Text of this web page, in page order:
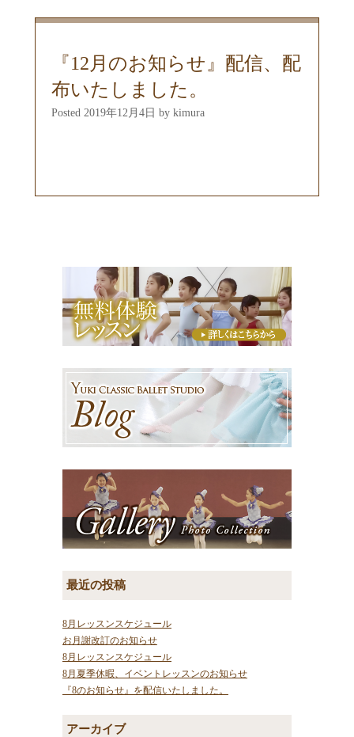
『12月のお知らせ』配信、配
布いたしました。
Posted 2019年12月4日 by kimura
最近の投稿
8月レッスンスケジュール
お月謝改訂のお知らせ
8月レッスンスケジュール
8月夏季休暇、イベントレッスンのお知らせ
『8のお知らせ』を配信いたしました。
アーカイブ